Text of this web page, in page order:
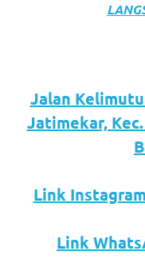
Jalan Kelimutu
Jatimekar,
Link Instagram
Link